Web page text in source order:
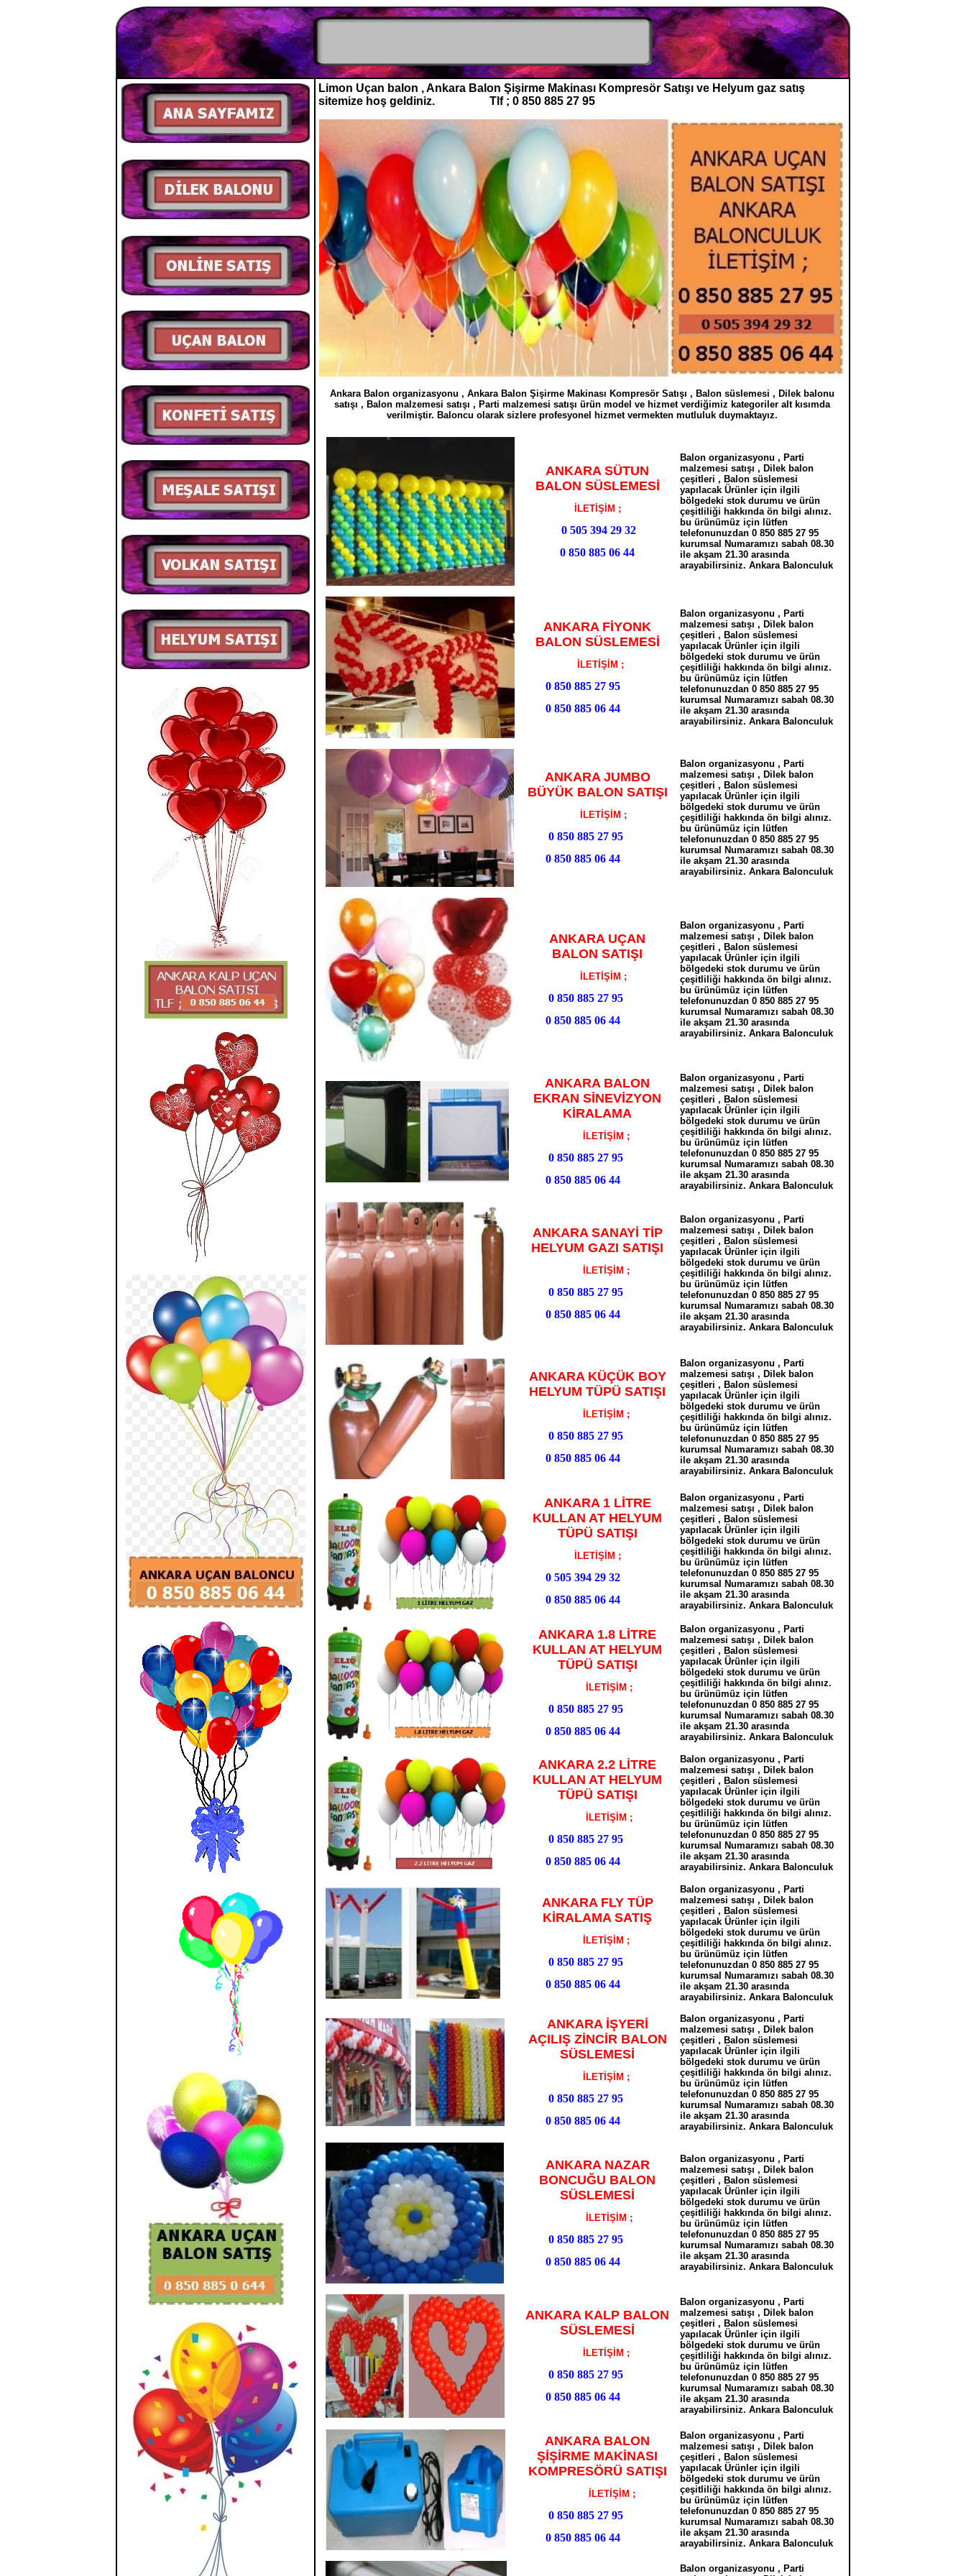
Limon Uçan balon , Ankara Balon Şişirme Makinası Kompresör Satışı ve Helyum gaz satış
sitemize hoş geldiniz. Tlf ; 0 850 885 27 95
Ankara Balon organizasyonu , Ankara Balon Şişirme Makinası Kompresör Satışı , Balon süslemesi , Dilek balonu
satışı , Balon malzemesi satışı , Parti malzemesi satışı ürün model ve hizmet verdiğimiz kategoriler alt kısımda
verilmiştir. Baloncu olarak sizlere profesyonel hizmet vermekten mutluluk duymaktayız.
ANKARA SÜTUN
BALON SÜSLEMESİ
İLETİŞİM ;
0 505 394 29 32
0 850 885 06 44
Balon organizasyonu , Parti
malzemesi satışı , Dilek balon
çeşitleri , Balon süslemesi
yapılacak Ürünler için ilgili
bölgedeki stok durumu ve ürün
çeşitliliği hakkında ön bilgi alınız.
bu ürünümüz için lütfen
telefonunuzdan 0 850 885 27 95
kurumsal Numaramızı sabah 08.30
ile akşam 21.30 arasında
arayabilirsiniz. Ankara Balonculuk
ANKARA FİYONK
BALON SÜSLEMESİ
İLETİŞİM ;
0 850 885 27 95
0 850 885 06 44
Balon organizasyonu , Parti
malzemesi satışı , Dilek balon
çeşitleri , Balon süslemesi
yapılacak Ürünler için ilgili
bölgedeki stok durumu ve ürün
çeşitliliği hakkında ön bilgi alınız.
bu ürünümüz için lütfen
telefonunuzdan 0 850 885 27 95
kurumsal Numaramızı sabah 08.30
ile akşam 21.30 arasında
arayabilirsiniz. Ankara Balonculuk
ANKARA JUMBO
BÜYÜK BALON SATIŞI
İLETİŞİM ;
0 850 885 27 95
0 850 885 06 44
Balon organizasyonu , Parti
malzemesi satışı , Dilek balon
çeşitleri , Balon süslemesi
yapılacak Ürünler için ilgili
bölgedeki stok durumu ve ürün
çeşitliliği hakkında ön bilgi alınız.
bu ürünümüz için lütfen
telefonunuzdan 0 850 885 27 95
kurumsal Numaramızı sabah 08.30
ile akşam 21.30 arasında
arayabilirsiniz. Ankara Balonculuk
ANKARA UÇAN
BALON SATIŞI
İLETİŞİM ;
0 850 885 27 95
0 850 885 06 44
Balon organizasyonu , Parti
malzemesi satışı , Dilek balon
çeşitleri , Balon süslemesi
yapılacak Ürünler için ilgili
bölgedeki stok durumu ve ürün
çeşitliliği hakkında ön bilgi alınız.
bu ürünümüz için lütfen
telefonunuzdan 0 850 885 27 95
kurumsal Numaramızı sabah 08.30
ile akşam 21.30 arasında
arayabilirsiniz. Ankara Balonculuk
ANKARA BALON
EKRAN SİNEVİZYON
KİRALAMA
İLETİŞİM ;
0 850 885 27 95
0 850 885 06 44
Balon organizasyonu , Parti
malzemesi satışı , Dilek balon
çeşitleri , Balon süslemesi
yapılacak Ürünler için ilgili
bölgedeki stok durumu ve ürün
çeşitliliği hakkında ön bilgi alınız.
bu ürünümüz için lütfen
telefonunuzdan 0 850 885 27 95
kurumsal Numaramızı sabah 08.30
ile akşam 21.30 arasında
arayabilirsiniz. Ankara Balonculuk
ANKARA SANAYİ TİP
HELYUM GAZI SATIŞI
İLETİŞİM ;
0 850 885 27 95
0 850 885 06 44
Balon organizasyonu , Parti
malzemesi satışı , Dilek balon
çeşitleri , Balon süslemesi
yapılacak Ürünler için ilgili
bölgedeki stok durumu ve ürün
çeşitliliği hakkında ön bilgi alınız.
bu ürünümüz için lütfen
telefonunuzdan 0 850 885 27 95
kurumsal Numaramızı sabah 08.30
ile akşam 21.30 arasında
arayabilirsiniz. Ankara Balonculuk
ANKARA KÜÇÜK BOY
HELYUM TÜPÜ SATIŞI
İLETİŞİM ;
0 850 885 27 95
0 850 885 06 44
Balon organizasyonu , Parti
malzemesi satışı , Dilek balon
çeşitleri , Balon süslemesi
yapılacak Ürünler için ilgili
bölgedeki stok durumu ve ürün
çeşitliliği hakkında ön bilgi alınız.
bu ürünümüz için lütfen
telefonunuzdan 0 850 885 27 95
kurumsal Numaramızı sabah 08.30
ile akşam 21.30 arasında
arayabilirsiniz. Ankara Balonculuk
ANKARA 1 LİTRE
KULLAN AT HELYUM
TÜPÜ SATIŞI
İLETİŞİM ;
0 505 394 29 32
0 850 885 06 44
Balon organizasyonu , Parti
malzemesi satışı , Dilek balon
çeşitleri , Balon süslemesi
yapılacak Ürünler için ilgili
bölgedeki stok durumu ve ürün
çeşitliliği hakkında ön bilgi alınız.
bu ürünümüz için lütfen
telefonunuzdan 0 850 885 27 95
kurumsal Numaramızı sabah 08.30
ile akşam 21.30 arasında
arayabilirsiniz. Ankara Balonculuk
ANKARA 1.8 LİTRE
KULLAN AT HELYUM
TÜPÜ SATIŞI
İLETİŞİM ;
0 850 885 27 95
0 850 885 06 44
Balon organizasyonu , Parti
malzemesi satışı , Dilek balon
çeşitleri , Balon süslemesi
yapılacak Ürünler için ilgili
bölgedeki stok durumu ve ürün
çeşitliliği hakkında ön bilgi alınız.
bu ürünümüz için lütfen
telefonunuzdan 0 850 885 27 95
kurumsal Numaramızı sabah 08.30
ile akşam 21.30 arasında
arayabilirsiniz. Ankara Balonculuk
ANKARA 2.2 LİTRE
KULLAN AT HELYUM
TÜPÜ SATIŞI
İLETİŞİM ;
0 850 885 27 95
0 850 885 06 44
Balon organizasyonu , Parti
malzemesi satışı , Dilek balon
çeşitleri , Balon süslemesi
yapılacak Ürünler için ilgili
bölgedeki stok durumu ve ürün
çeşitliliği hakkında ön bilgi alınız.
bu ürünümüz için lütfen
telefonunuzdan 0 850 885 27 95
kurumsal Numaramızı sabah 08.30
ile akşam 21.30 arasında
arayabilirsiniz. Ankara Balonculuk
ANKARA FLY TÜP
KİRALAMA SATIŞ
İLETİŞİM ;
0 850 885 27 95
0 850 885 06 44
Balon organizasyonu , Parti
malzemesi satışı , Dilek balon
çeşitleri , Balon süslemesi
yapılacak Ürünler için ilgili
bölgedeki stok durumu ve ürün
çeşitliliği hakkında ön bilgi alınız.
bu ürünümüz için lütfen
telefonunuzdan 0 850 885 27 95
kurumsal Numaramızı sabah 08.30
ile akşam 21.30 arasında
arayabilirsiniz. Ankara Balonculuk
ANKARA İŞYERİ
AÇILIŞ ZİNCİR BALON
SÜSLEMESİ
İLETİŞİM ;
0 850 885 27 95
0 850 885 06 44
Balon organizasyonu , Parti
malzemesi satışı , Dilek balon
çeşitleri , Balon süslemesi
yapılacak Ürünler için ilgili
bölgedeki stok durumu ve ürün
çeşitliliği hakkında ön bilgi alınız.
bu ürünümüz için lütfen
telefonunuzdan 0 850 885 27 95
kurumsal Numaramızı sabah 08.30
ile akşam 21.30 arasında
arayabilirsiniz. Ankara Balonculuk
ANKARA NAZAR
BONCUĞU BALON
SÜSLEMESİ
İLETİŞİM ;
0 850 885 27 95
0 850 885 06 44
Balon organizasyonu , Parti
malzemesi satışı , Dilek balon
çeşitleri , Balon süslemesi
yapılacak Ürünler için ilgili
bölgedeki stok durumu ve ürün
çeşitliliği hakkında ön bilgi alınız.
bu ürünümüz için lütfen
telefonunuzdan 0 850 885 27 95
kurumsal Numaramızı sabah 08.30
ile akşam 21.30 arasında
arayabilirsiniz. Ankara Balonculuk
ANKARA KALP BALON
SÜSLEMESİ
İLETİŞİM ;
0 850 885 27 95
0 850 885 06 44
Balon organizasyonu , Parti
malzemesi satışı , Dilek balon
çeşitleri , Balon süslemesi
yapılacak Ürünler için ilgili
bölgedeki stok durumu ve ürün
çeşitliliği hakkında ön bilgi alınız.
bu ürünümüz için lütfen
telefonunuzdan 0 850 885 27 95
kurumsal Numaramızı sabah 08.30
ile akşam 21.30 arasında
arayabilirsiniz. Ankara Balonculuk
ANKARA BALON
ŞİŞİRME MAKİNASI
KOMPRESÖRÜ SATIŞI
İLETİŞİM ;
0 850 885 27 95
0 850 885 06 44
Balon organizasyonu , Parti
malzemesi satışı , Dilek balon
çeşitleri , Balon süslemesi
yapılacak Ürünler için ilgili
bölgedeki stok durumu ve ürün
çeşitliliği hakkında ön bilgi alınız.
bu ürünümüz için lütfen
telefonunuzdan 0 850 885 27 95
kurumsal Numaramızı sabah 08.30
ile akşam 21.30 arasında
arayabilirsiniz. Ankara Balonculuk
Balon organizasyonu , Parti